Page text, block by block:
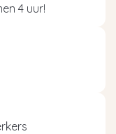
4 uur!